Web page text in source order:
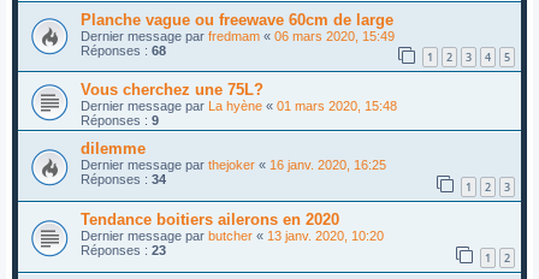
Planche vague ou freewave 60cm de large
Dernier message par fredmam « 06 mars 2020, 15:49
Réponses : 68 1 2 3 4 5
Vous cherchez une 75L?
Dernier message par La hyène « 01 mars 2020, 15:48
Réponses : 9
dilemme
Dernier message par thejoker « 16 janv. 2020, 16:25
Réponses : 34 1 2 3
Tendance boitiers ailerons en 2020
Dernier message par butcher « 13 janv. 2020, 10:20
Réponses : 23 1 2